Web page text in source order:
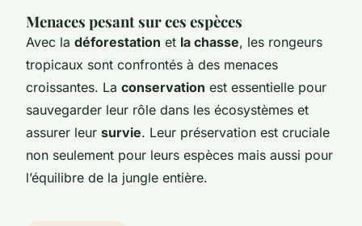
Menaces pesant sur ces espèces
Avec la déforestation et la chasse, les rongeurs
tropicaux sont confrontés à des menaces
croissantes. La conservation est essentielle pour
sauvegarder leur rôle dans les écosystèmes et
assurer leur survie. Leur préservation est cruciale
non seulement pour leurs espèces mais aussi pour
l’équilibre de la jungle entière.